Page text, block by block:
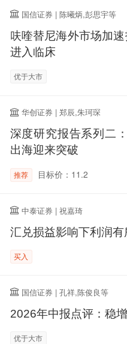
国信证券 | 陈曦炳,彭思宇等
呋喹替尼海外市场加
进入临床
优于大市
华创证券 | 郑辰,朱珂琛
深度研究报告系列二
出海迎来突破
推荐 目标价：11.2
中泰证券 | 祝嘉琦
汇兑损益影响下利润
买入
国信证券 | 孔祥,陈俊良等
2026年中报点评：稳
优于大市